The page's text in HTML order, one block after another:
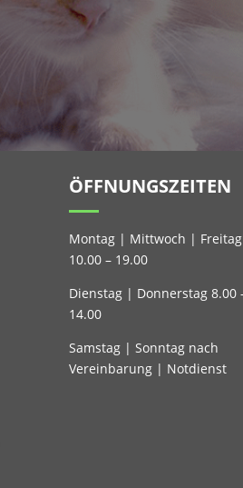
ÖFFNUNGSZEITEN
Montag | Mittwoch | Freitag
10.00 – 19.00
Dienstag | Donnerstag 8.00
14.00
Samstag | Sonntag nach
Vereinbarung | Notdienst